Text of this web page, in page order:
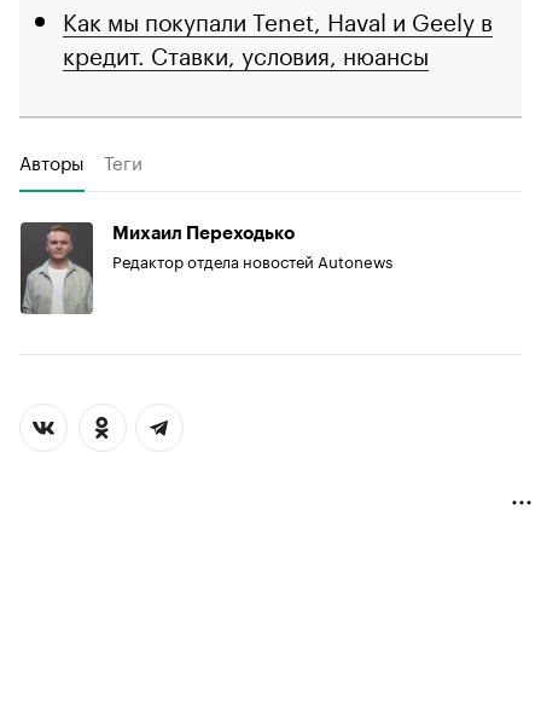
Как мы покупали Tenet, Haval и Geely в
кредит. Ставки, условия, нюансы
Авторы Теги
Михаил Переходько
Редактор отдела новостей Autonews